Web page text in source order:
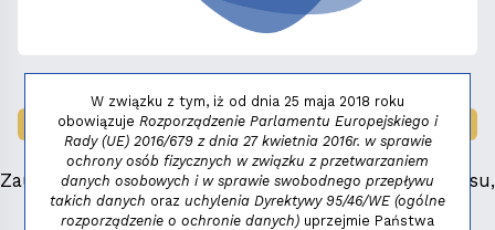
LAUREAT NAGRODY:MAŁY FENIKS 2025
Zauważyłeś błąd, masz propozycje dotyczące serwisu,
napisz:niezbednik@niedziela.pl
W związku z tym, iż od dnia 25 maja 2018 roku
obowiązuje Rozporządzenie Parlamentu Europejskiego i
Rady (UE) 2016/679 z dnia 27 kwietnia 2016r. w sprawie
ochrony osób fizycznych w związku z przetwarzaniem
danych osobowych i w sprawie swobodnego przepływu
takich danych oraz uchylenia Dyrektywy 95/46/WE (ogólne
rozporządzenie o ochronie danych) uprzejmie Państwa